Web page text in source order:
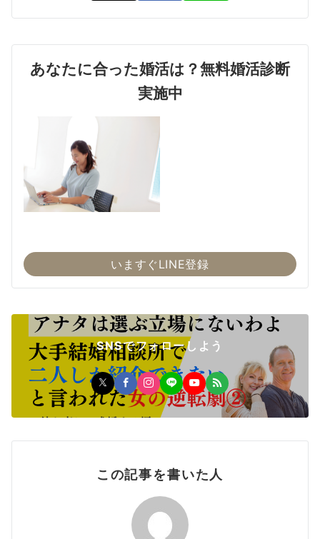
あなたに合った婚活は？無料婚活診断
実施中
いますぐLINE登録
SNSでフォローしよう
この記事を書いた人